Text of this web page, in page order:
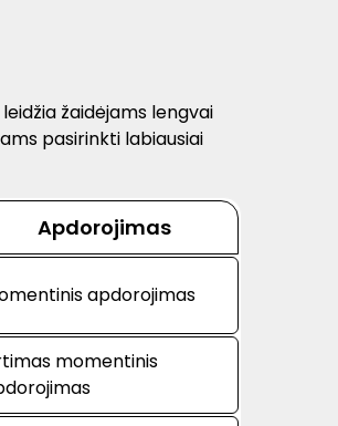
žaidėjams lengvai
pasirinkti labiausiai
Apdorojimas
apdorojimas
momentinis